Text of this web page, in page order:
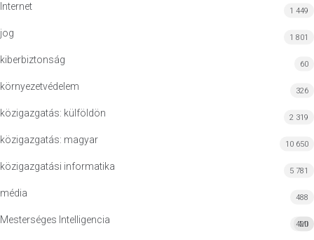
Internet 1 449
jog 1 801
kiberbiztonság 60
környezetvédelem 326
közigazgatás: külföldön 2 319
közigazgatás: magyar 10 650
közigazgatási informatika 5 781
média 488
Mesterséges Intelligencia MI
420